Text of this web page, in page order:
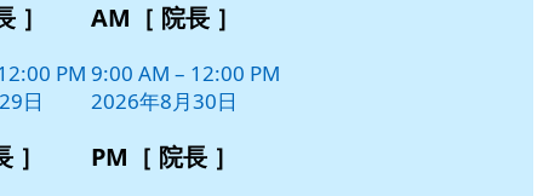
］
PM
日
］
月
日
イ
ン
ト)
AM［ 院長 ］
9:00 AM – 12:00 PM
2026年8月30日
PM［ 院長 ］